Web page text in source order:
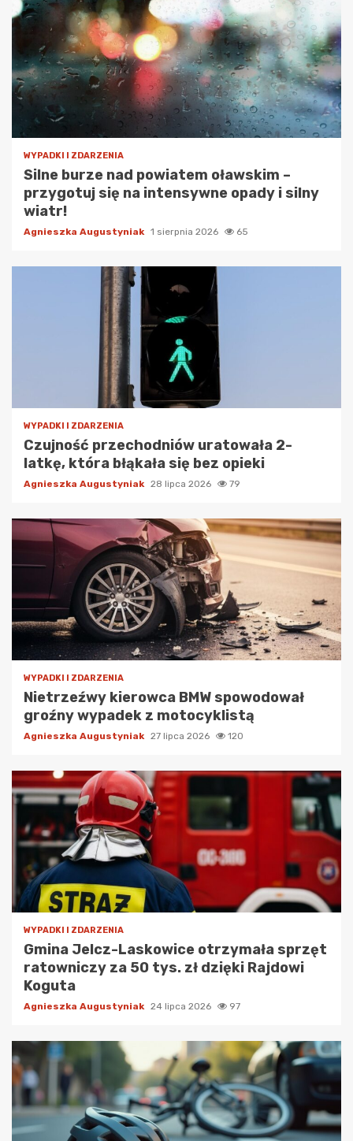
WYPADKI I ZDARZENIA
Silne burze nad powiatem oławskim –
przygotuj się na intensywne opady i silny
wiatr!
Agnieszka Augustyniak 1 sierpnia 2026 65
WYPADKI I ZDARZENIA
Czujność przechodniów uratowała 2-
latkę, która błąkała się bez opieki
Agnieszka Augustyniak 28 lipca 2026 79
WYPADKI I ZDARZENIA
Nietrzeźwy kierowca BMW spowodował
groźny wypadek z motocyklistą
Agnieszka Augustyniak 27 lipca 2026 120
WYPADKI I ZDARZENIA
Gmina Jelcz-Laskowice otrzymała sprzęt
ratowniczy za 50 tys. zł dzięki Rajdowi
Koguta
Agnieszka Augustyniak 24 lipca 2026 97